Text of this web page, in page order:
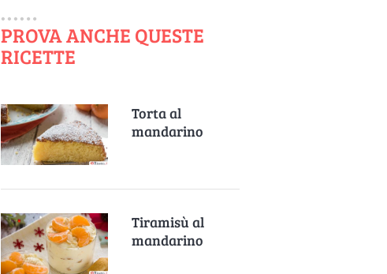
PROVA ANCHE QUESTE
RICETTE
Torta al
mandarino
Tiramisù al
mandarino